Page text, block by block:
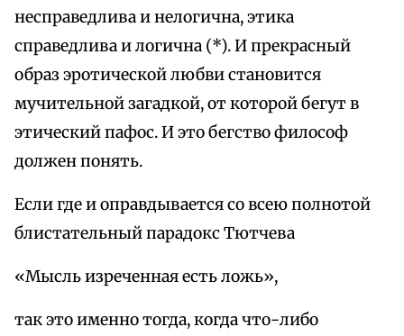
несправедлива и нелогична, этика
справедлива и логична (*). И прекрасный
образ эротической любви становится
мучительной загадкой, от которой бегут в
этический пафос. И это бегство философ
должен понять.
Если где и оправдывается со всею полнотой
блистательный парадокс Тютчева
«Мысль изреченная есть ложь»,
так это именно тогда, когда что-либо